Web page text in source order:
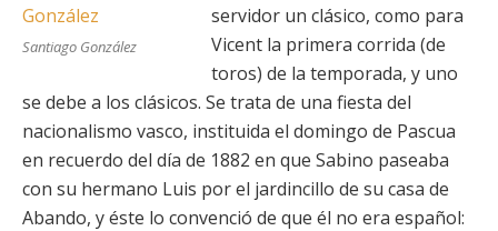
Santiago González
servidor un clásico, como para
Vicent la primera corrida (de
toros) de la temporada, y uno
se debe a los clásicos. Se trata de una fiesta del
nacionalismo vasco, instituida el domingo de Pascua
en recuerdo del día de 1882 en que Sabino paseaba
con su hermano Luis por el jardincillo de su casa de
Abando, y éste lo convenció de que él no era español: